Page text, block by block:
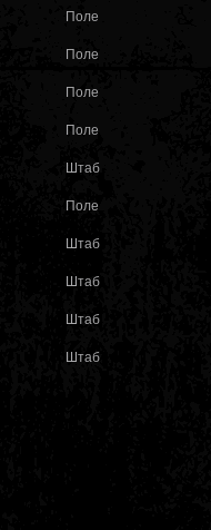
Поле
Поле
Поле
Поле
Штаб
Поле
Штаб
Штаб
Штаб
Штаб